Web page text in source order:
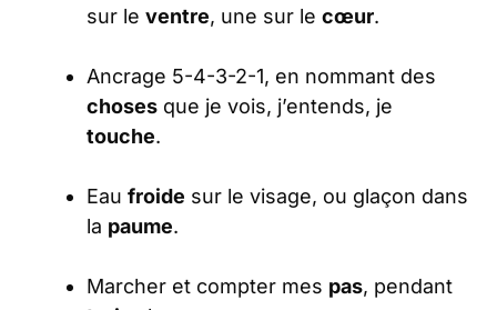
sur le ventre, une sur le cœur.
Ancrage 5-4-3-2-1, en nommant des
choses que je vois, j’entends, je
touche.
Eau froide sur le visage, ou glaçon dans
la paume.
Marcher et compter mes pas, pendant